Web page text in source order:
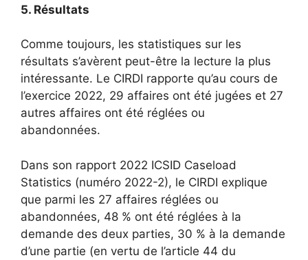
5. Résultats
Comme toujours, les statistiques sur les
résultats s’avèrent peut-être la lecture la plus
intéressante. Le CIRDI rapporte qu’au cours de
l’exercice 2022, 29 affaires ont été jugées et 27
autres affaires ont été réglées ou
abandonnées.
Dans son rapport 2022 ICSID Caseload
Statistics (numéro 2022-2), le CIRDI explique
que parmi les 27 affaires réglées ou
abandonnées, 48 % ont été réglées à la
demande des deux parties, 30 % à la demande
d’une partie (en vertu de l’article 44 du